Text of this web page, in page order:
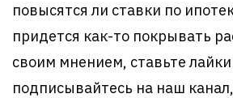
повысятся ли ставки по
придется как-то покрывать
своим мнением, ставьте
подписывайтесь на наш